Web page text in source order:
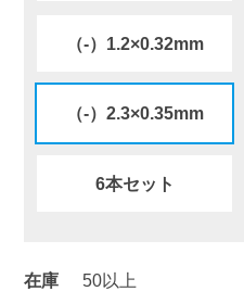
（-）1.2×0.32mm
（-）2.3×0.35mm
6本セット
在庫 50以上